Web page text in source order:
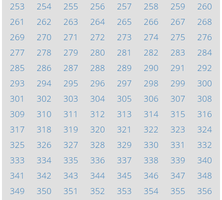
253
254 255 256 257 258 259
260
261
262 263 264 265 266 267
268
269
270 271 272 273 274 275
276
277
278 279 280 281 282 283
284
285
286 287 288 289 290 291
292
293
294 295 296 297 298 299
300
301
302 303 304 305 306 307
308
309
310 311 312 313 314 315
316
317
318 319 320 321 322 323
324
325
326 327 328 329 330 331
332
333
334 335 336 337 338 339
340
341
342 343 344 345 346 347
348
349
350 351 352 353 354 355
356